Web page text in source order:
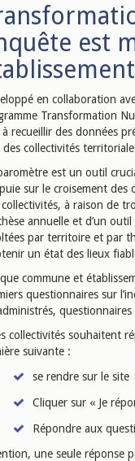
est
en collaboration
Transformation
à recueillir des données
des collectivités
est un outil
sur le croisement
à raison de
annuelle et d’un
par territoire et par
un état des lieux
commune et
questionnaires sur
collectivités souhaitent
suivante :
se rendre sur le site
Cliquer sur « Je
Répondre aux
une seule réponse